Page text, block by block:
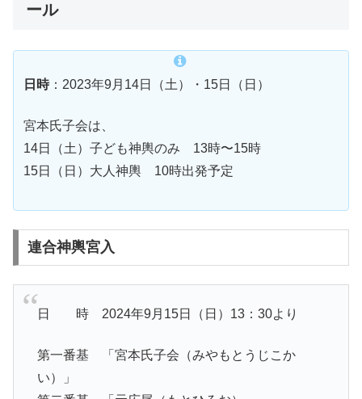
ール
日時：2023年9月14日（土）・15日（日）
宮本氏子会は、
14日（土）子ども神輿のみ 13時〜15時
15日（日）大人神輿 10時出発予定
連合神輿宮入
日 時 2024年9月15日（日）13：30より
第一番基 「宮本氏子会（みやもとうじこか
い）」